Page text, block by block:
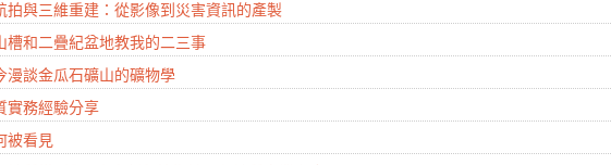
拍與三維重建：從影像到災害資訊的產製
槽和二疊紀盆地教我的二三事
漫談金瓜石礦山的礦物學
實務經驗分享
被看見